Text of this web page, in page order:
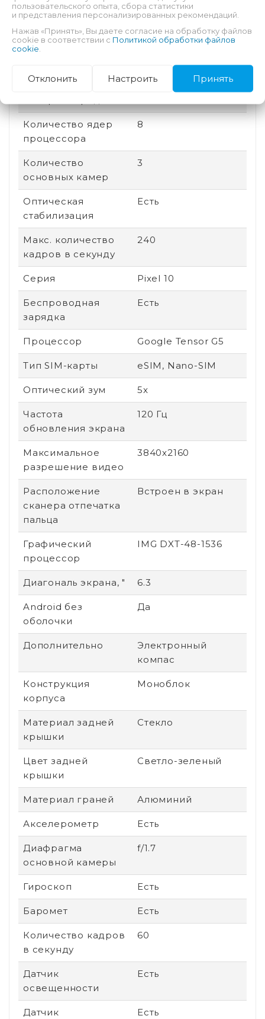
памяти
Соотношение
сторон
20:9
Дата выхода 2025
Количество ядер
процессора
8
Количество
основных камер
3
Оптическая
стабилизация
Есть
Макс. количество
кадров в секунду
240
Серия Pixel 10
Беспроводная
зарядка
Есть
Процессор Google Tensor G5
Тип SIM-карты eSIM, Nano-SIM
Оптический зум 5x
Частота
обновления экрана
120 Гц
Максимальное
разрешение видео
3840x2160
Расположение
сканера отпечатка
пальца
Встроен в экран
Графический
процессор
IMG DXT-48-1536
Диагональ экрана, " 6.3
Android без
оболочки
Да
Дополнительно
Электронный
компас
Конструкция
корпуса
Моноблок
Материал задней
крышки
Стекло
Цвет задней
крышки
Светло-зеленый
Материал граней Алюминий
Акселерометр Есть
Диафрагма
основной камеры
f/1.7
Гироскоп Есть
Баромет Есть
Количество кадров
в секунду
60
Датчик
освещенности
Есть
Датчик
Есть
пользовательского опыта, сбора статистики
и представления персонализированных рекомендаций.
Нажав «Принять», Вы даете согласие на обработку файлов
cookie в соответствии с Политикой обработки файлов
cookie
Отклонить Настроить Принять